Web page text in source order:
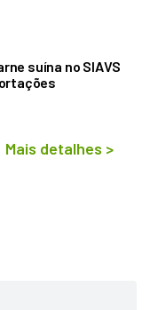
suína no SIAVS
Mais detalhes >